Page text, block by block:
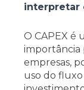
interpretar
O CAPEX é
importância
empresas,
uso do fluxo